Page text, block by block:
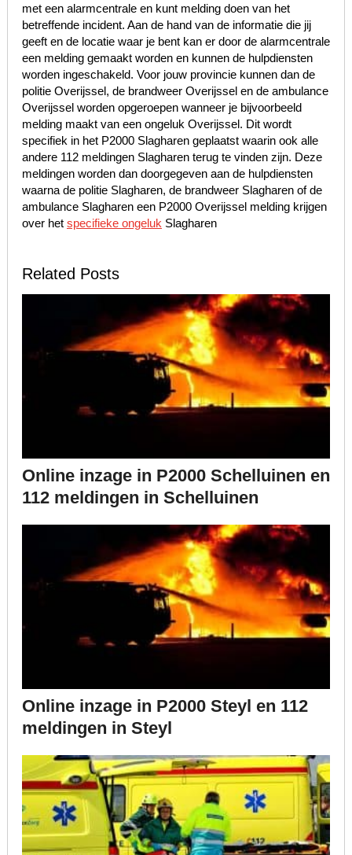
met een alarmcentrale en kunt melding doen van het
betreffende incident. Aan de hand van de informatie die jij
geeft en de locatie waar je bent kan er door de alarmcentrale
een melding gemaakt worden en kunnen de hulpdiensten
worden ingeschakeld. Voor jouw provincie kunnen dan de
politie Overijssel, de brandweer Overijssel en de ambulance
Overijssel worden opgeroepen wanneer je bijvoorbeeld
melding maakt van een ongeluk Overijssel. Dit wordt
specifiek in het P2000 Slagharen geplaatst waarin ook alle
andere 112 meldingen Slagharen terug te vinden zijn. Deze
meldingen worden dan doorgegeven aan de hulpdiensten
waarna de politie Slagharen, de brandweer Slagharen of de
ambulance Slagharen een P2000 Overijssel melding krijgen
over het specifieke ongeluk Slagharen
Related Posts
Online inzage in P2000 Schelluinen en
112 meldingen in Schelluinen
Online inzage in P2000 Steyl en 112
meldingen in Steyl